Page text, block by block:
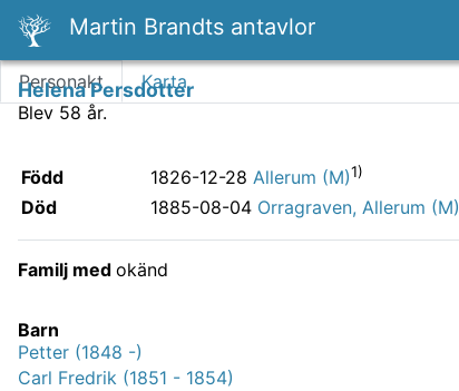
Martin Brandts antavlor
Personakt Karta
Helena Persdotter
Blev 58 år.
Född 1826-12-28 Allerum (M)1)
Död 1885-08-04 Orragraven, Allerum (M)
Familj med okänd
Barn
Petter (1848 -)
Carl Fredrik (1851 - 1854)